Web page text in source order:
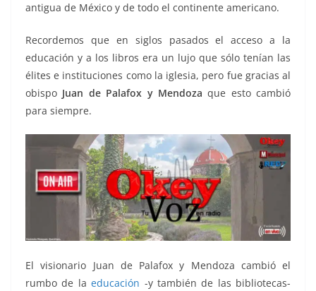
antigua de México y de todo el continente americano.
Recordemos que en siglos pasados el acceso a la
educación y a los libros era un lujo que sólo tenían las
élites e instituciones como la iglesia, pero fue gracias al
obispo Juan de Palafox y Mendoza que esto cambió
para siempre.
El visionario Juan de Palafox y Mendoza cambió el
rumbo de laeducación -y también de las bibliotecas-